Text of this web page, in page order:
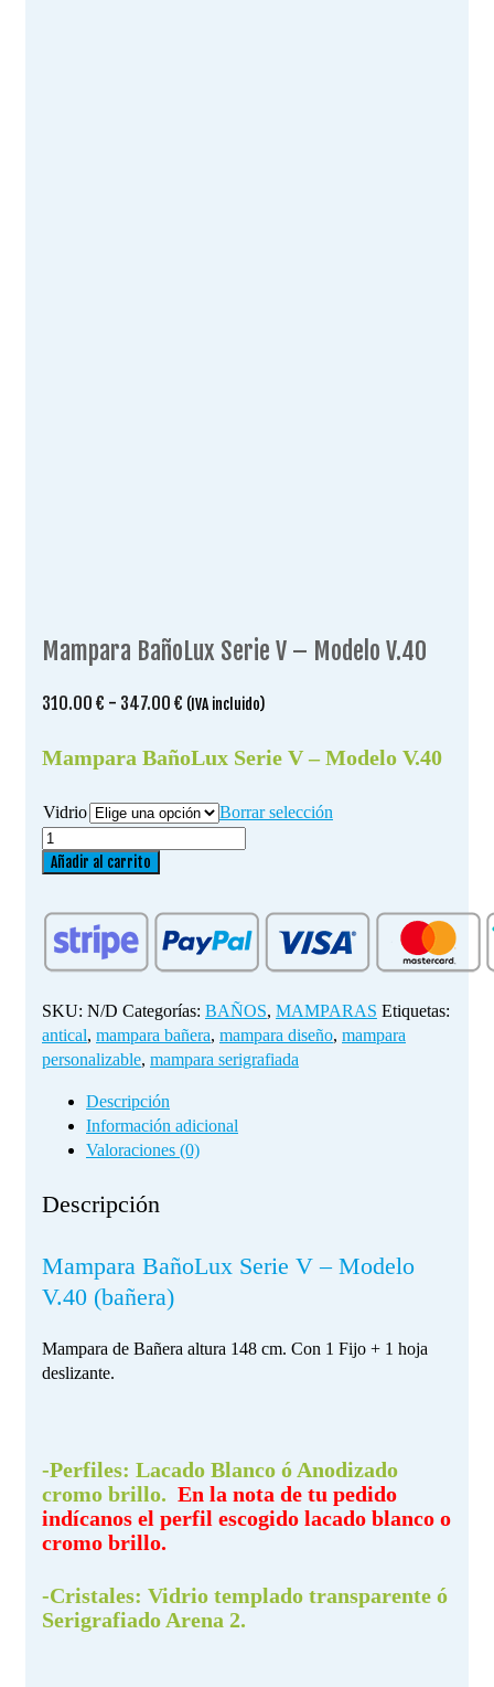
Mampara BañoLux Serie V – Modelo V.40
310.00 € - 347.00 € Rango
precios:
310.00 €
hasta
347.00 €
(IVA incluido)
Mampara BañoLux Serie V – Modelo V.40
Vidrio
Borrar selección
Mampara
BañoLux
V
Modelo
cantidad
Añadir al carrito
SKU: N/D Categorías: BAÑOS, MAMPARAS Etiquetas:
antical, mampara bañera, mampara diseño, mampara
personalizable, mampara serigrafiada
Descripción
Información adicional
Valoraciones (0)
Descripción
Mampara BañoLux Serie V – Modelo
V.40 (bañera)
Mampara de Bañera altura 148 cm. Con 1 Fijo + 1 hoja
deslizante.
-Perfiles: Lacado Blanco ó Anodizado
cromo brillo. En la nota de tu pedido
indícanos el perfil escogido lacado blanco o
cromo brillo.
-Cristales: Vidrio templado transparente ó
Serigrafiado Arena 2.